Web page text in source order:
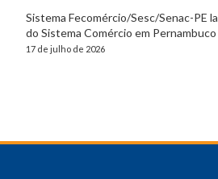
Sistema Fecomércio/Sesc/Senac-PE
do Sistema Comércio em Pernambuco
17 de julho de 2026